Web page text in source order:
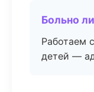
Больно
Работаем
детей —